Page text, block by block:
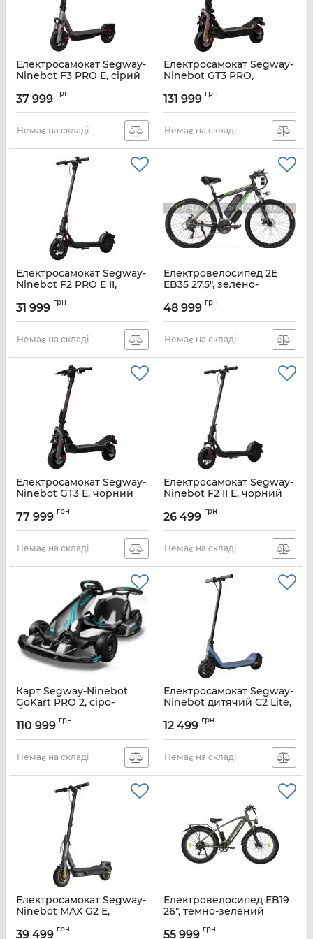
Електросамокат Segway-
Ninebot F3 PRO E, сірий
37 999 грн
Немає на складі
Електросамокат Segway-
Ninebot GT3 PRO,
Артикул: AA.06.02.02.0004
131 999 грн
Немає на складі
Електросамокат Segway-
Ninebot F2 PRO E II,
Артикул: AA.05.12.03.0007
31 999 грн
Немає на складі
Електровелосипед 2E
EB35 27,5", зелено-
Артикул: EB35
48 999 грн
Немає на складі
Електросамокат Segway-
Ninebot GT3 E, чорний
77 999 грн
Немає на складі
Електросамокат Segway-
Ninebot F2 II E, чорний
26 499 грн
Немає на складі
Карт Segway-Ninebot
GoKart PRO 2, сіро-
блакитний
Артикул: AA.04.04.01.0004
110 999 грн
Немає на складі
Електросамокат Segway-
Ninebot дитячий C2 Lite,
Артикул: AA.10.05.01.0003
12 499 грн
Немає на складі
Електросамокат Segway-
Ninebot MAX G2 E,
Артикул: AA.05.15.01.0003
39 499 грн
Електровелосипед EB19
26", темно-зелений
55 999 грн